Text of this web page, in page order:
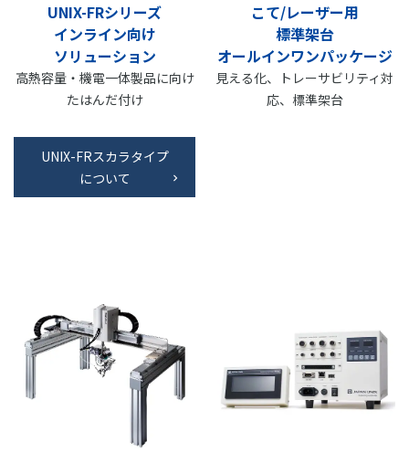
UNIX-FRシリーズ
インライン向け
ソリューション
高熱容量・機電一体製品に向け
たはんだ付け
UNIX-FRスカラタイプ
について
こて/レーザー用
標準架台
オールインワンパッケージ
見える化、トレーサビリティ対
応、標準架台